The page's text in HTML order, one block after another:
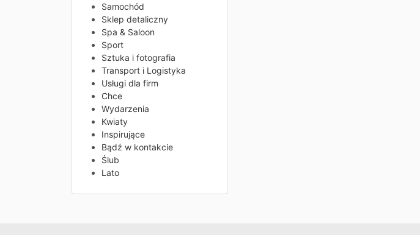
Samochód
Sklep detaliczny
Spa & Saloon
Sport
Sztuka i fotografia
Transport i Logistyka
Usługi dla firm
Chce
Wydarzenia
Kwiaty
Inspirujące
Bądź w kontakcie
Ślub
Lato